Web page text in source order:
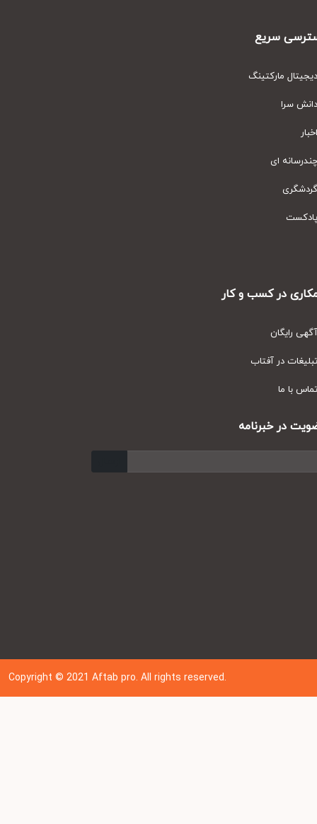
سریع
مارکتینگ
سرا
ای
در کسب و کار
رایگان
در آفتاب
با ما
در خبرنامه
Copyright © 202 1Aftab pro. All rights reserved.